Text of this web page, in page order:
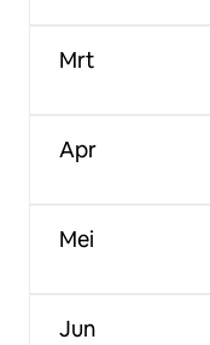
Mrt
Apr
Mei
Jun